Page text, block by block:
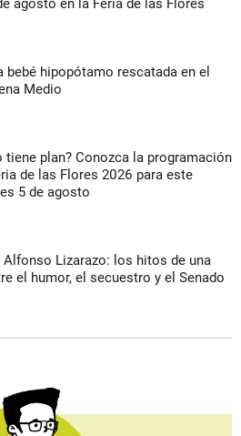
agosto en la Feria de las Flores
bebé hipopótamo rescatada en el
Medio
tiene plan? Conozca la programación
de las Flores 2026 para este
5 de agosto
Alfonso Lizarazo: los hitos de una
el humor, el secuestro y el Senado